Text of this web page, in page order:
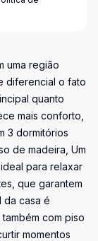
uma região
diferencial o fato
quanto
mais conforto,
3 dormitórios
de madeira, Um
para relaxar
que garantem
da casa é
com piso
momentos